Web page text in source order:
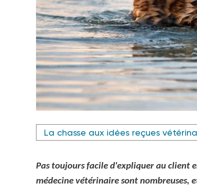
Crédit photo @ Katerina Ignatovich -
La chasse aux idées reçues
Pas toujours facile d'expliquer au client
médecine vétérinaire sont nombreuses,